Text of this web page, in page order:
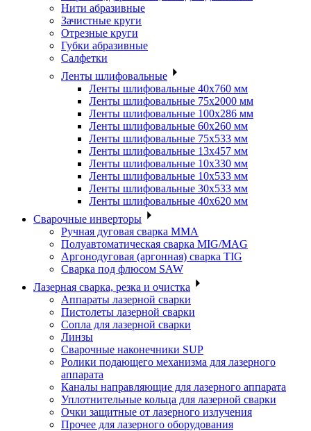
Нити абразивные
Зачистные круги
Отрезные круги
Губки абразивные
Салфетки
Ленты шлифовальные
Ленты шлифовальные 40х760 мм
Ленты шлифовальные 75х2000 мм
Ленты шлифовальные 100х286 мм
Ленты шлифовальные 60х260 мм
Ленты шлифовальные 75х533 мм
Ленты шлифовальные 13х457 мм
Ленты шлифовальные 10х330 мм
Ленты шлифовальные 10х533 мм
Ленты шлифовальные 30х533 мм
Ленты шлифовальные 40х620 мм
Сварочные инверторы
Ручная дуговая сварка MMA
Полуавтоматическая сварка MIG/MAG
Аргонодуговая (аргонная) сварка TIG
Сварка под флюсом SAW
Лазерная сварка, резка и очистка
Аппараты лазерной сварки
Пистолеты лазерной сварки
Сопла для лазерной сварки
Линзы
Сварочные наконечники SUP
Ролики подающего механизма для лазерного
аппарата
Каналы направляющие для лазерного аппарата
Уплотнительные кольца для лазерной сварки
Очки защитные от лазерного излучения
Прочее для лазерного оборудования